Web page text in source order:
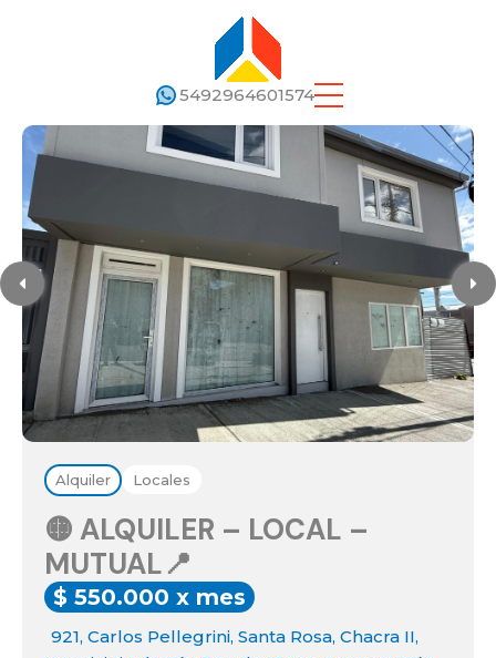
5492964601574
Alquiler Locales
🟡 ALQUILER – LOCAL –
MUTUAL📍
$ 550.000 x mes
921, Carlos Pellegrini, Santa Rosa, Chacra II,